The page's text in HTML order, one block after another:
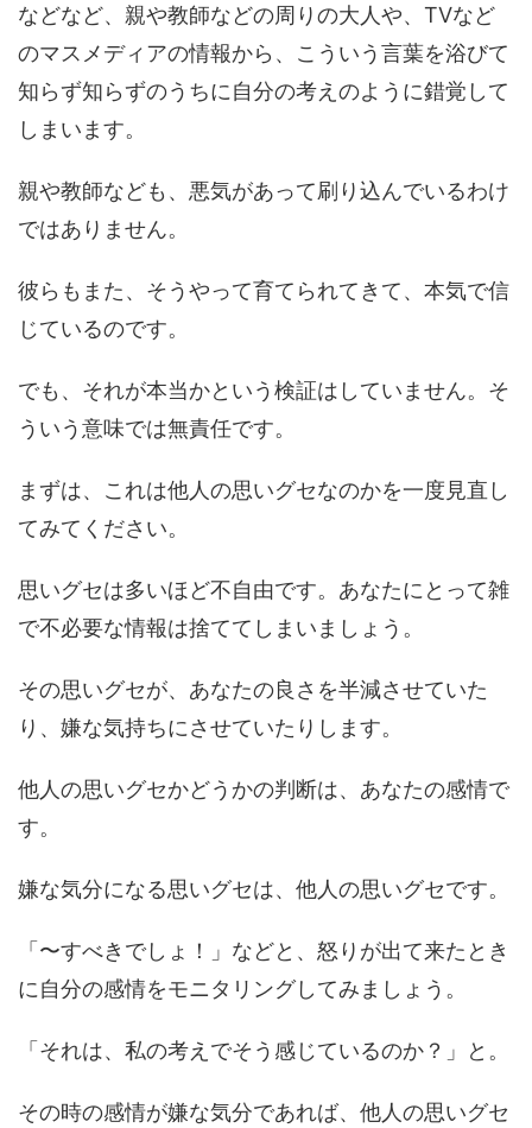
などなど、親や教師などの周りの大人や、TVなど
のマスメディアの情報から、こういう言葉を浴びて
知らず知らずのうちに自分の考えのように錯覚して
しまいます。
親や教師なども、悪気があって刷り込んでいるわけ
ではありません。
彼らもまた、そうやって育てられてきて、本気で信
じているのです。
でも、それが本当かという検証はしていません。そ
ういう意味では無責任です。
まずは、これは他人の思いグセなのかを一度見直し
てみてください。
思いグセは多いほど不自由です。あなたにとって雑
で不必要な情報は捨ててしまいましょう。
その思いグセが、あなたの良さを半減させていた
り、嫌な気持ちにさせていたりします。
他人の思いグセかどうかの判断は、あなたの感情で
す。
嫌な気分になる思いグセは、他人の思いグセです。
「〜すべきでしょ！」などと、怒りが出て来たとき
に自分の感情をモニタリングしてみましょう。
「それは、私の考えでそう感じているのか？」と。
その時の感情が嫌な気分であれば、他人の思いグセ